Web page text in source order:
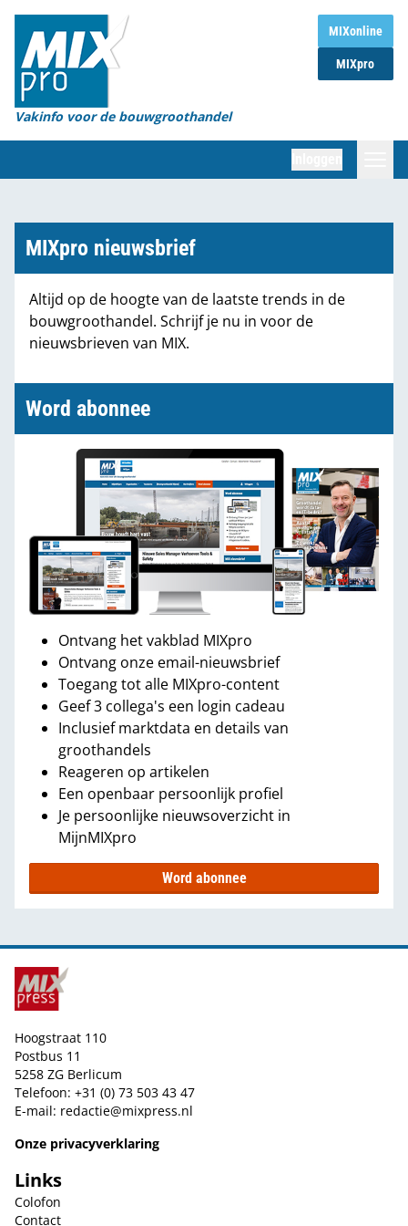
MIXonline
MIXpro
Vakinfo voor de bouwgroothandel
Home
Magazines
Organisaties
Marktcijfers
Partners
MIXpro nieuwsbrief
Altijd op de hoogte van de laatste trends in de
bouwgroothandel. Schrijf je nu in voor de
nieuwsbrieven van MIX.
Word abonnee
Ontvang het vakblad MIXpro
Ontvang onze email-nieuwsbrief
Toegang tot alle MIXpro-content
Geef 3 collega's een login cadeau
Inclusief marktdata en details van
groothandels
Reageren op artikelen
Een openbaar persoonlijk profiel
Je persoonlijke nieuwsoverzicht in
MijnMIXpro
Word abonnee
Hoogstraat 110
Postbus 11
5258 ZG Berlicum
Telefoon: +31 (0) 73 503 43 47
E-mail: redactie@mixpress.nl
Onze privacyverklaring
Links
Colofon
Contact